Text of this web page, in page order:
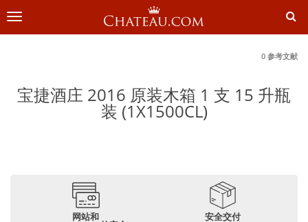
切
导
0 参考文献
宝捷酒庄 2016 原装木箱 1 支 15 升瓶
装 (1X1500CL)
网站和 安全交付